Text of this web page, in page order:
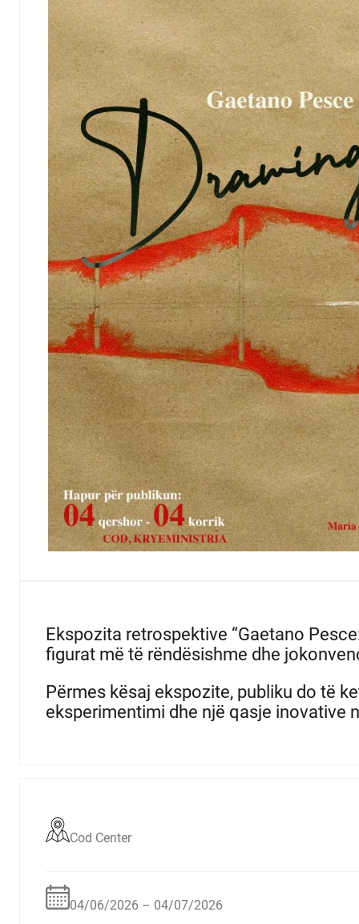
Ekspozita retrospektive “Gaetano
figurat më të rëndësishme dhe
Përmes kësaj ekspozite, publiku do të
eksperimentimi dhe një qasje inovative
Cod Center
04/06/2026 – 04/07/2026